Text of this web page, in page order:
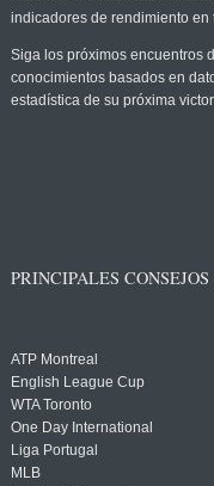
indicadores de rendimiento en
Siga los próximos encuentros
conocimientos basados en
estadística de su próxima
PRINCIPALES
ATP Montreal
English League Cup
WTA Toronto
One Day International
Liga Portugal
MLB